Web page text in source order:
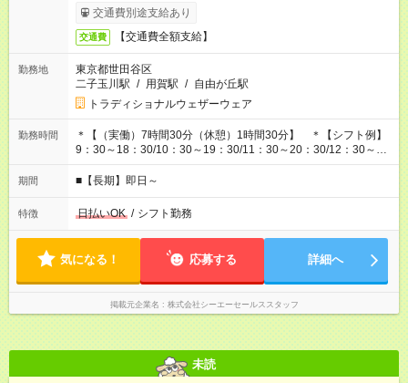
交通費別途支給あり
交通費 【交通費全額支給】
勤務地
東京都世田谷区
二子玉川駅 / 用賀駅 / 自由が丘駅
トラディショナルウェザーウェア
勤務時間
＊【（実働）7時間30分（休憩）1時間30分】 ＊【シフト例】
9：30～18：30/10：30～19：30/11：30～20：30/12：30～
21：30
期間 ■【長期】即日～
特徴 日払いOK / シフト勤務
気になる！ 応募する 詳細へ
掲載元企業名 株式会社シーエーセールススタッフ
未読